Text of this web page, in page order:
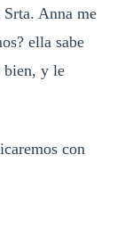
Srta. Anna me
ella sabe
bien, y le
con